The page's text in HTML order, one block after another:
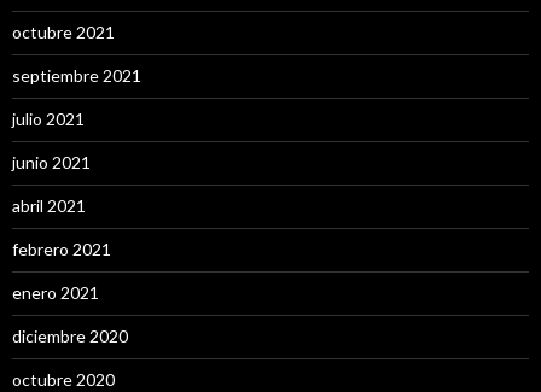
octubre 2021
septiembre 2021
julio 2021
junio 2021
abril 2021
febrero 2021
enero 2021
diciembre 2020
octubre 2020